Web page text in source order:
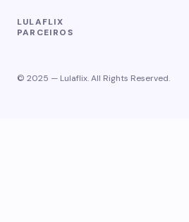
LULAFLIX
PARCEIROS
© 2025 — Lulaflix. All Rights Reserved.